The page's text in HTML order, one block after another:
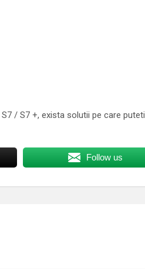
/ S7 +, exista solutii pe care puteti
Follow us